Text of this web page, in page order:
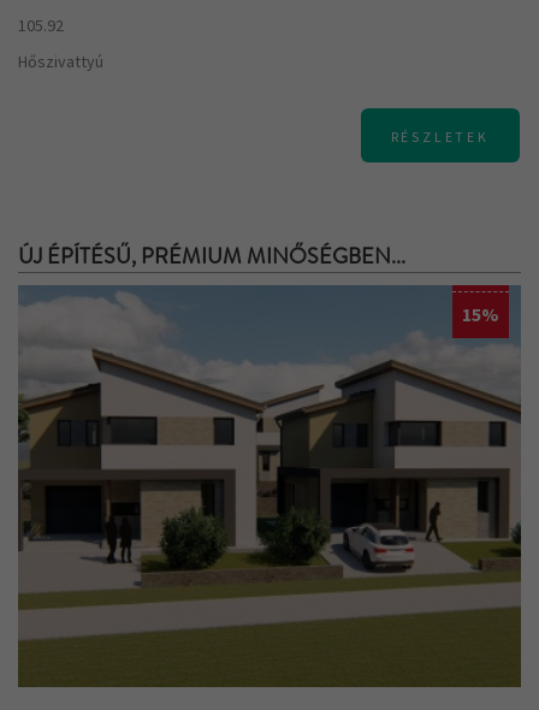
105.92
Hőszivattyú
RÉSZLETEK
ÚJ ÉPÍTÉSŰ, PRÉMIUM MINŐSÉGBEN...
15%